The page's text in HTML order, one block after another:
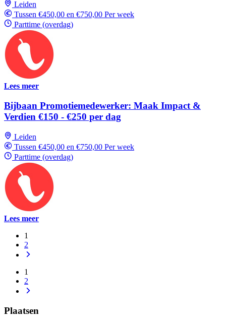
Leiden
Tussen €450,00 en €750,00 Per week
Parttime (overdag)
Lees meer
Bijbaan Promotiemedewerker: Maak Impact &
Verdien €150 - €250 per dag
Leiden
Tussen €450,00 en €750,00 Per week
Parttime (overdag)
Lees meer
1
2
1
2
Plaatsen